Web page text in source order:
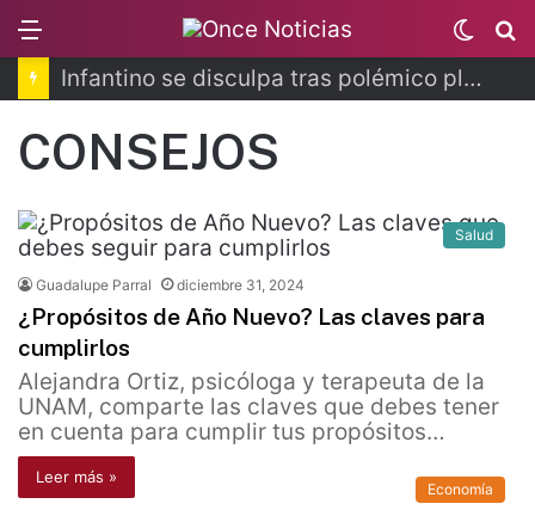
Infantino se disculpa tras polémico plan de FIFA
Switch
skin
CONSEJOS
Salud
Guadalupe Parral diciembre 31, 2024
¿Propósitos de Año Nuevo? Las claves para
cumplirlos
Alejandra Ortiz, psicóloga y terapeuta de la
UNAM, comparte las claves que debes tener
en cuenta para cumplir tus propósitos…
Leer más »
Economía